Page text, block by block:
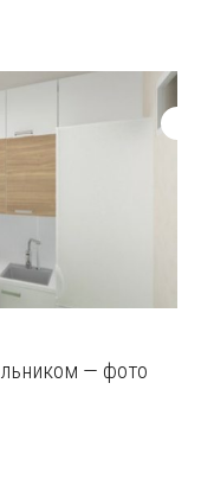
— фото